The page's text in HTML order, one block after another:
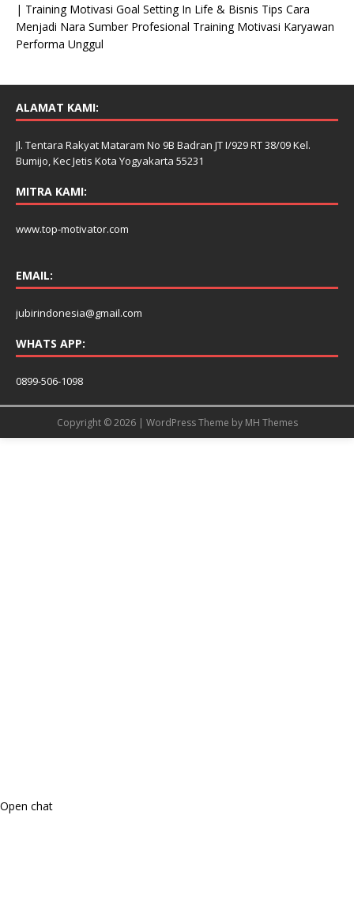
| Training Motivasi Goal Setting In Life & Bisnis Tips Cara
Menjadi Nara Sumber Profesional Training Motivasi Karyawan
Performa Unggul
ALAMAT KAMI:
Jl. Tentara Rakyat Mataram No 9B Badran JT I/929 RT 38/09 Kel.
Bumijo, Kec Jetis Kota Yogyakarta 55231
MITRA KAMI:
www.top-motivator.com
EMAIL:
jubirindonesia@gmail.com
WHATS APP:
0899-506-1098
Copyright © 2026 | WordPress Theme by MH Themes
Open chat